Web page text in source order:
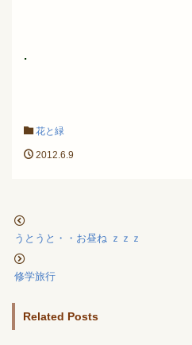
.
花と緑
2012.6.9
うとうと・・お昼ね ｚｚｚ
修学旅行
Related Posts